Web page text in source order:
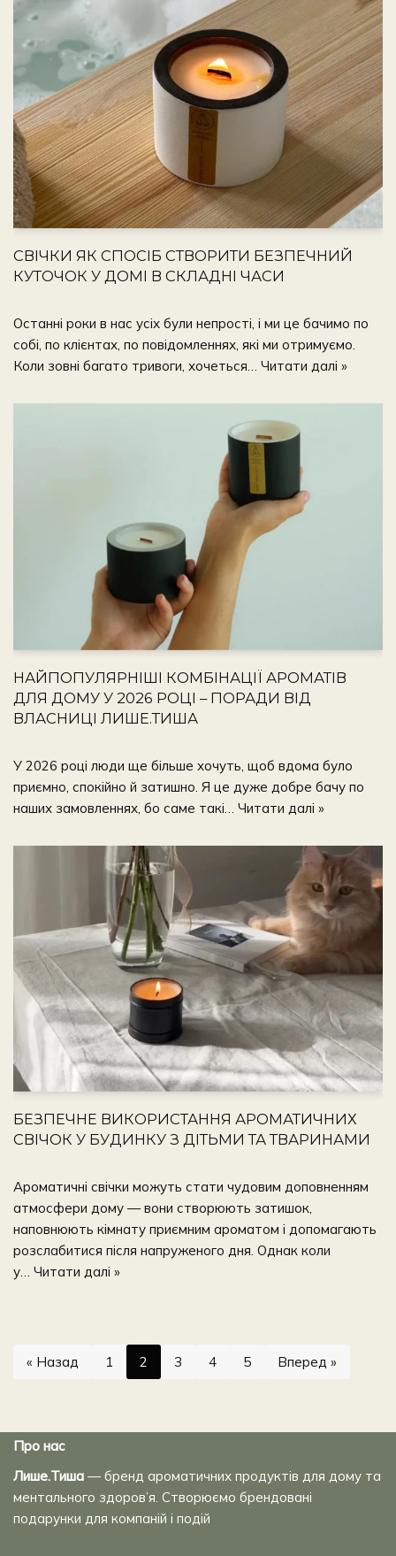
СВІЧКИ ЯК СПОСІБ СТВОРИТИ БЕЗПЕЧНИЙ
КУТОЧОК У ДОМІ В СКЛАДНІ ЧАСИ
Останні роки в нас усіх були непрості, і ми це бачимо по
собі, по клієнтах, по повідомленнях, які ми отримуємо.
Коли зовні багато тривоги, хочеться… Читати далі »
НАЙПОПУЛЯРНІШІ КОМБІНАЦІЇ АРОМАТІВ
ДЛЯ ДОМУ У 2026 РОЦІ – ПОРАДИ ВІД
ВЛАСНИЦІ ЛИШЕ.ТИША
У 2026 році люди ще більше хочуть, щоб вдома було
приємно, спокійно й затишно. Я це дуже добре бачу по
наших замовленнях, бо саме такі… Читати далі »
БЕЗПЕЧНЕ ВИКОРИСТАННЯ АРОМАТИЧНИХ
СВІЧОК У БУДИНКУ З ДІТЬМИ ТА ТВАРИНАМИ
Ароматичні свічки можуть стати чудовим доповненням
атмосфери дому — вони створюють затишок,
наповнюють кімнату приємним ароматом і допомагають
розслабитися після напруженого дня. Однак коли
у… Читати далі »
« Назад 1 2 3 4 5 Вперед »
Про нас
Лише.Тиша — бренд ароматичних продуктів для дому та
ментального здоров’я. Створюємо брендовані
подарунки для компаній і подій